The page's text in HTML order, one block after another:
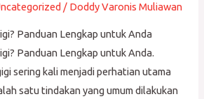
/ Doddy Varonis Muliawan
Panduan Lengkap untuk Anda
Panduan Lengkap untuk Anda.
sering kali menjadi perhatian utama
satu tindakan yang umum dilakukan